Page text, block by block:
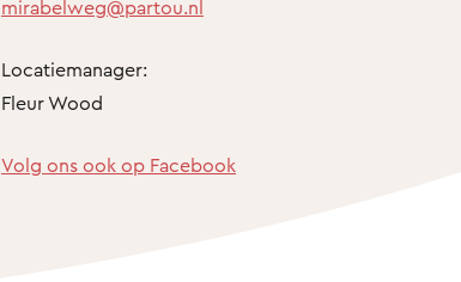
mirabelweg@partou.nl
Locatiemanager:
Fleur Wood
Volg ons ook op Facebook